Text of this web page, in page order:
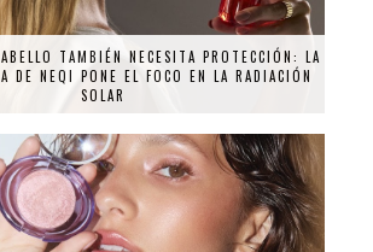
TAMBIÉN NECESITA PROTECCIÓN: LA
DE NEQI PONE EL FOCO EN LA RADIACIÓN
SOLAR